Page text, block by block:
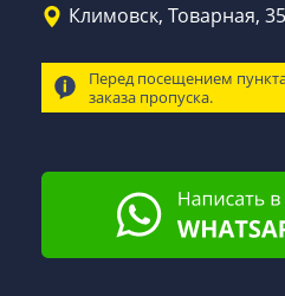
Климовск, Товарная, 35
Перед посещением
заказа пропуска.